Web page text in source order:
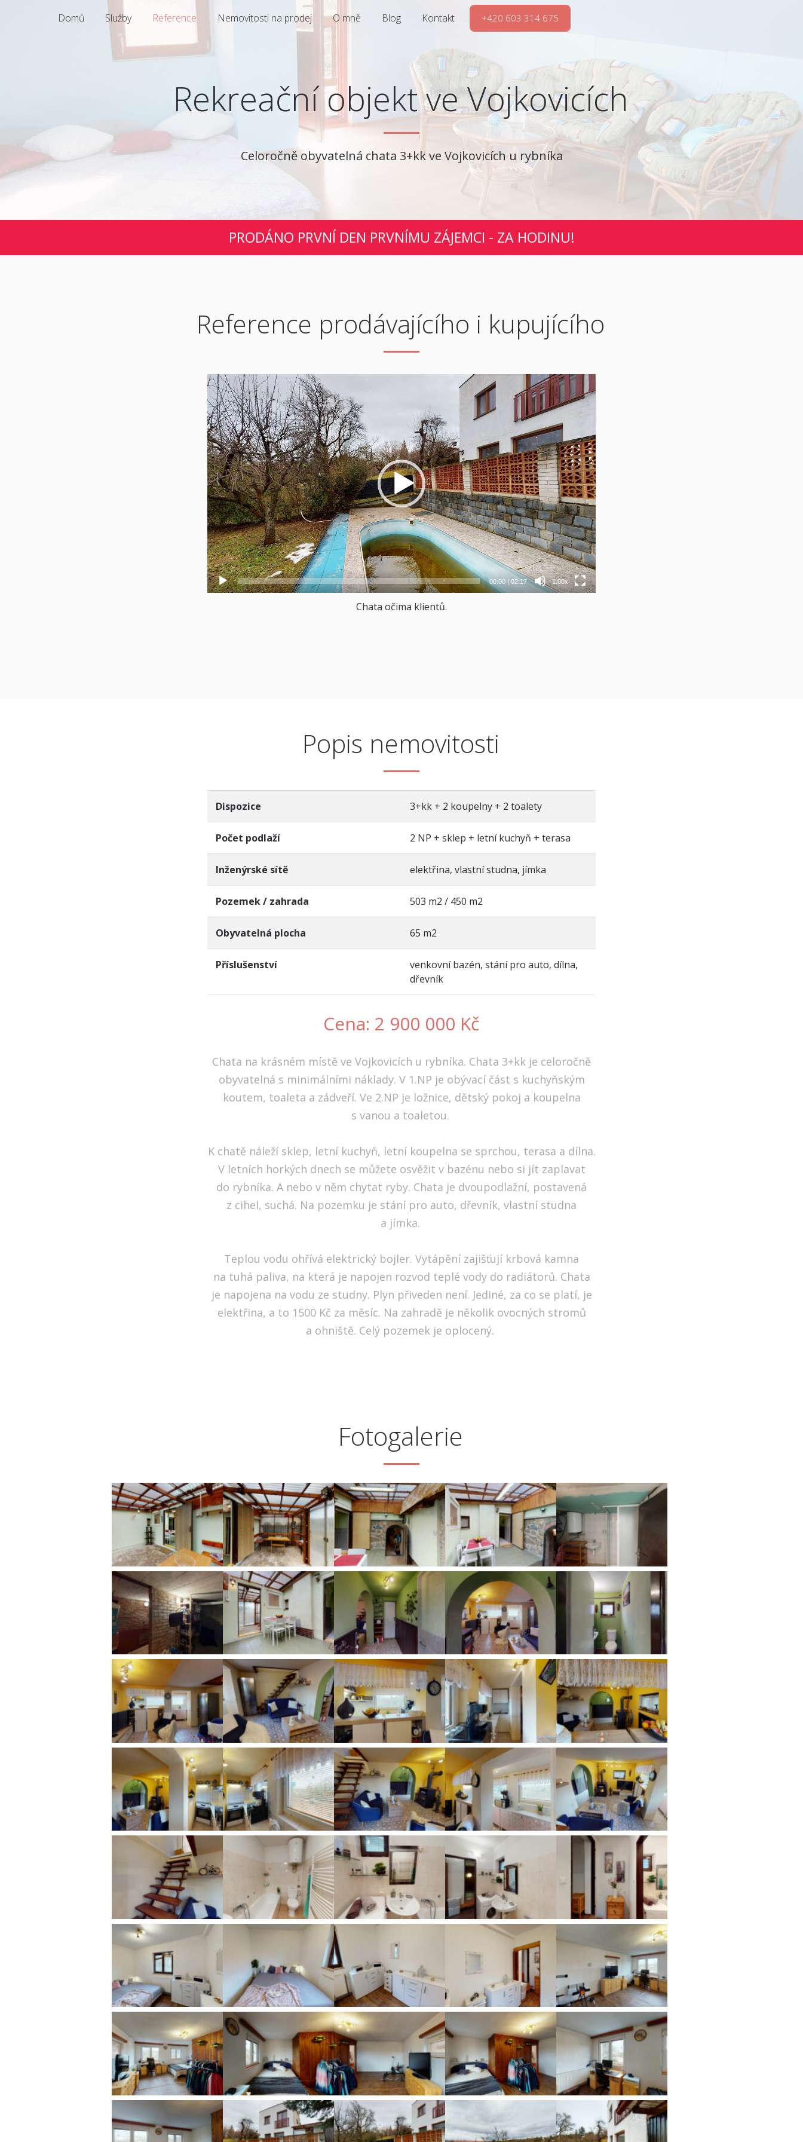
Domů Služby Reference Nemovitosti na prodej O mně Blog Kontakt +420 603 314 675
Rekreační objekt ve Vojkovicích
Celoročně obyvatelná chata 3+kk ve Vojkovicích u rybníka
PRODÁNO PRVNÍ DEN PRVNÍMU ZÁJEMCI - ZA HODINU!
Reference prodávajícího i kupujícího
Video
přehrávač
00:00 | 02:17 1.00x
Chata očima klientů.
Popis nemovitosti
Dispozice 3+kk + 2 koupelny + 2 toalety
Počet podlaží 2 NP + sklep + letní kuchyň + terasa
Inženýrské sítě elektřina, vlastní studna, jímka
Pozemek / zahrada 503 m2 / 450 m2
Obyvatelná plocha 65 m2
Příslušenství
venkovní bazén, stání pro auto, dílna,
dřevník
Cena: 2 900 000 Kč
Chata na krásném místě ve Vojkovicích u rybníka. Chata 3+kk je celoročně
obyvatelná s minimálními náklady. V 1.NP je obývací část s kuchyňským
koutem, toaleta a zádveří. Ve 2.NP je ložnice, dětský pokoj a koupelna
s vanou a toaletou.
K chatě náleží sklep, letní kuchyň, letní koupelna se sprchou, terasa a dílna.
V letních horkých dnech se můžete osvěžit v bazénu nebo si jít zaplavat
do rybníka. A nebo v něm chytat ryby. Chata je dvoupodlažní, postavená
z cihel, suchá. Na pozemku je stání pro auto, dřevník, vlastní studna
a jímka.
Teplou vodu ohřívá elektrický bojler. Vytápění zajišťují krbová kamna
na tuhá paliva, na která je napojen rozvod teplé vody do radiátorů. Chata
je napojena na vodu ze studny. Plyn přiveden není. Jediné, za co se platí, je
elektřina, a to 1500 Kč za měsíc. Na zahradě je několik ovocných stromů
a ohniště. Celý pozemek je oplocený.
Fotogalerie